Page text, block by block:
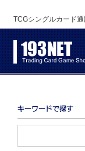
TCGシングルカード